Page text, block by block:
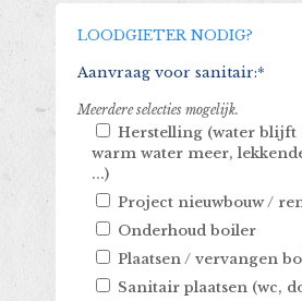
LOODGIETER NODIG?
Aanvraag voor sanitair:*
Meerdere selecties mogelijk.
Herstelling (water blijft
warm water meer,
...)
Project nieuwbouw /
Onderhoud boiler
Plaatsen / vervangen
Sanitair plaatsen (wc,